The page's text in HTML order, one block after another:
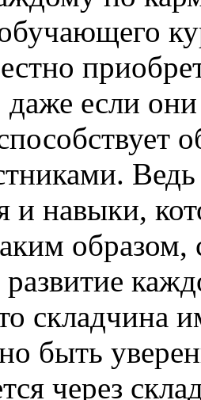
если
и навыки,
образом,
складчина
быть
через